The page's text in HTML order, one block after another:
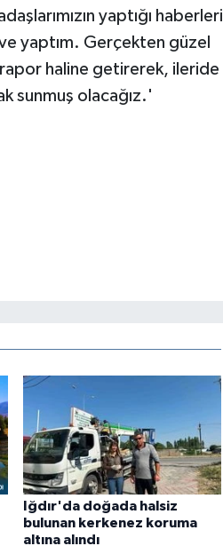
yaptığı haberleri
yaptım. Gerçekten güzel
haline getirerek, ileride
sunmuş olacağız.'
Iğdır'da doğada halsiz
bulunan kerkenez koruma
altına alındı